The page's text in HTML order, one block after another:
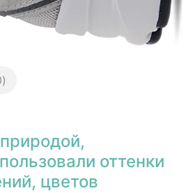
)
оттенки
цветов